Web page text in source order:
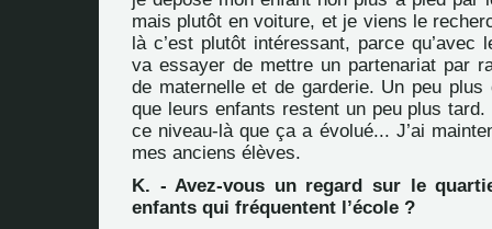
mais plutôt en voiture, et je viens le
là c’est plutôt intéressant, parce qu’avec
va essayer de mettre un partenariat par
de maternelle et de garderie. Un peu plus
que leurs enfants restent un peu plus tard.
ce niveau-là que ça a évolué... J’ai
mes anciens élèves.
K. - Avez-vous un regard sur le
enfants qui fréquentent l’école ?